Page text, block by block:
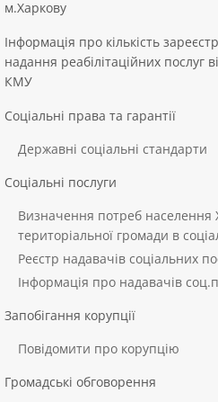
м.Харкову
Інформація про кількість
надання реабілітаційних послуг
КМУ
Соціальні права та гарантії
Державні соціальні стандарти
Соціальні послуги
Визначення потреб населення
територіальної громади в
Реєстр надавачів соціальних
Інформація про надавачів
Запобігання корупції
Повідомити про корупцію
Громадські обговорення